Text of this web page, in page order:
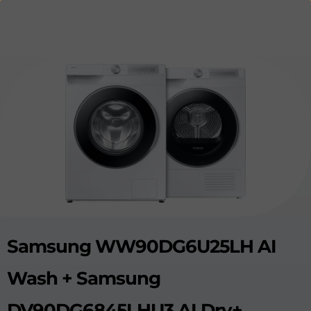
Samsung WW90DG6U25LH AI
Wash + Samsung